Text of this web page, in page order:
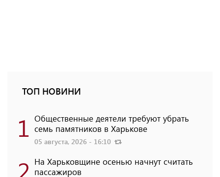
ТОП НОВИНИ
1 Общественные деятели требуют убрать
семь памятников в Харькове
05 августа, 2026 - 16:10
2 На Харьковщине осенью начнут считать
пассажиров